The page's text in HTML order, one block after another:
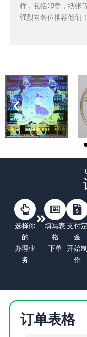
样，包括印章，纸张
强烈向各位推荐他们！
选择你
的
办理业
务
填写表
格
下单
支付定
金
开始制
作
订单表格